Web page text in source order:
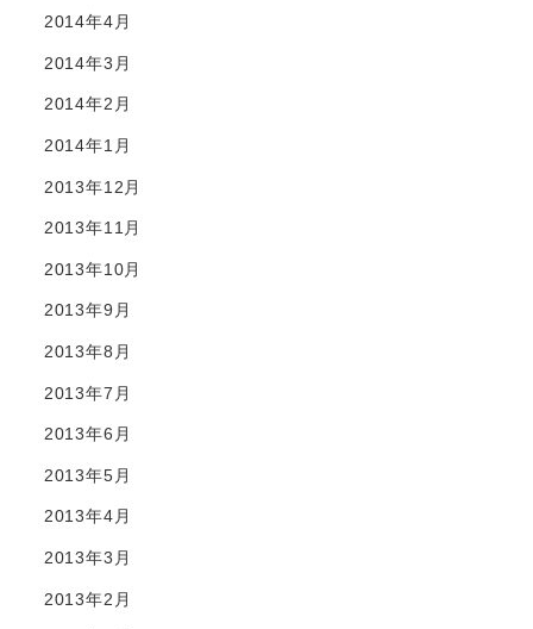
2014年4月
2014年3月
2014年2月
2014年1月
2013年12月
2013年11月
2013年10月
2013年9月
2013年8月
2013年7月
2013年6月
2013年5月
2013年4月
2013年3月
2013年2月